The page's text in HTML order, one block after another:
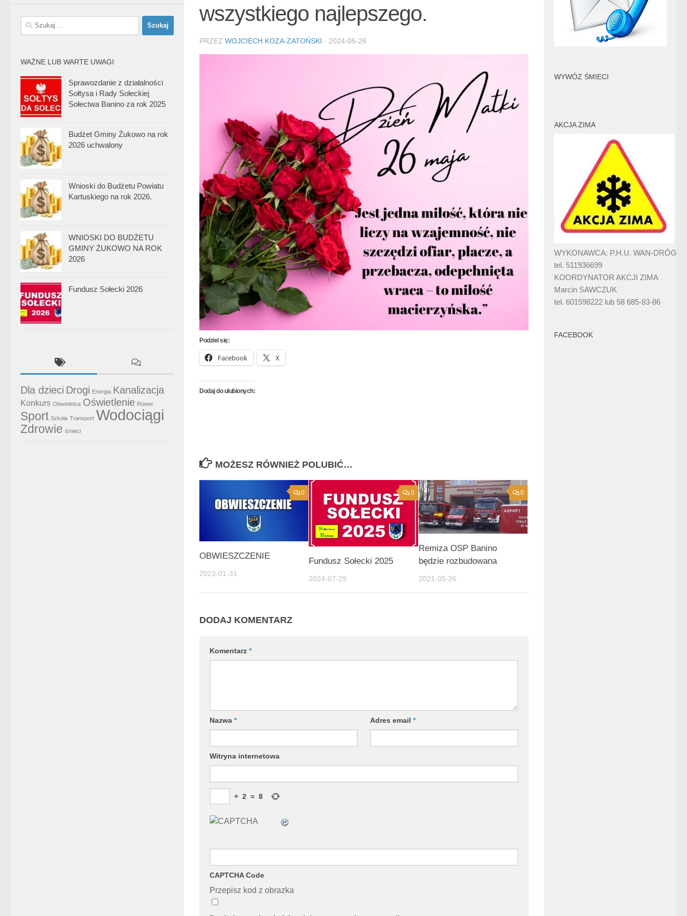
wszystkiego najlepszego.
PRZEZ WOJCIECH KOZA-ZATOŃSKI · 2024-05-26
Podziel się:
Facebook X
Dodaj do ulubionych:
MOŻESZ RÓWNIEŻ POLUBIĆ…
0
OBWIESZCZENIE
2023-01-31
0
Fundusz Sołecki 2025
2024-07-29
0
Remiza OSP Banino
będzie rozbudowana
2021-05-26
DODAJ KOMENTARZ
Komentarz *
Nazwa * Adres email*
Witryna internetowa
+ 2 = 8
CAPTCHA Code
Przepisz kod z obrazka
Szukaj:
WAŻNE LUB WARTE UWAGI
Sprawozdanie z działalności
Sołtysa i Rady Sołeckiej
Sołectwa Banino za rok 2025
Budżet Gminy Żukowo na rok
2026 uchwalony
Wnioski do Budżetu Powiatu
Kartuskiego na rok 2026.
WNIOSKI DO BUDŻETU
GMINY ŻUKOWO NA ROK
2026
Fundusz Sołecki 2026
Dla dzieci Drogi Energia Kanalizacja
Konkurs Obwodnica Oświetlenie Rower
Sport Szkoła Transport Wodociągi
Zdrowie śmieci
WYWÓZ ŚMIECI
AKCJA ZIMA
WYKONAWCA: P.H.U. WAN-DRÓG
tel. 511936699
KOORDYNATOR AKCJI ZIMA
Marcin SAWCZUK
tel. 601598222 lub 58 685-83-86
FACEBOOK